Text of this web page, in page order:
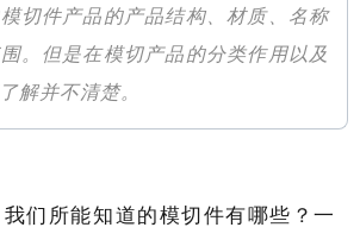
切件产品的产品结构、材质、名称
。但是在模切产品的分类作用以及
解并不清楚。
们所能知道的模切件有哪些？一